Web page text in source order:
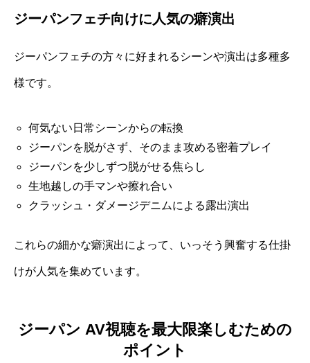
ジーパンフェチ向けに人気の癖演出
ジーパンフェチの方々に好まれるシーンや演出は多種多
様です。
何気ない日常シーンからの転換
ジーパンを脱がさず、そのまま攻める密着プレイ
ジーパンを少しずつ脱がせる焦らし
生地越しの手マンや擦れ合い
クラッシュ・ダメージデニムによる露出演出
これらの細かな癖演出によって、いっそう興奮する仕掛
けが人気を集めています。
ジーパン AV視聴を最大限楽しむための
ポイント